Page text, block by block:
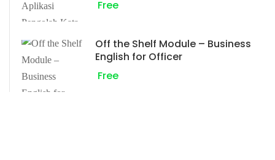
Free
Off the Shelf Module – Business
English for Officer
Free